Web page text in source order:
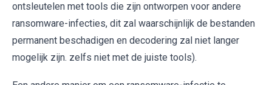
ontsleutelen met tools die zijn ontworpen voor andere
ransomware-infecties, dit zal waarschijnlijk de bestanden
permanent beschadigen en decodering zal niet langer
mogelijk zijn. zelfs niet met de juiste tools).